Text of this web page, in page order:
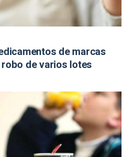
de marcas
de varios lotes